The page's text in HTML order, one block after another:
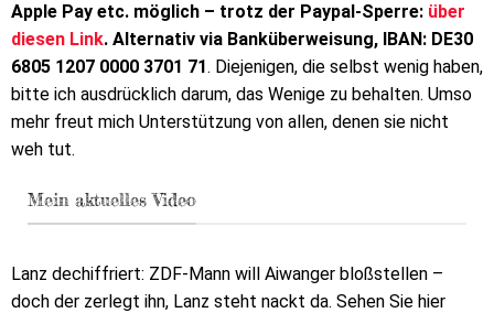
Apple Pay etc. möglich – trotz der Paypal-Sperre: über
diesen Link. Alternativ via Banküberweisung, IBAN: DE30
6805 1207 0000 3701 71. Diejenigen, die selbst wenig haben,
bitte ich ausdrücklich darum, das Wenige zu behalten. Umso
mehr freut mich Unterstützung von allen, denen sie nicht
weh tut.
Mein aktuelles Video
Lanz dechiffriert: ZDF-Mann will Aiwanger bloßstellen –
doch der zerlegt ihn, Lanz steht nackt da. Sehen Sie hier